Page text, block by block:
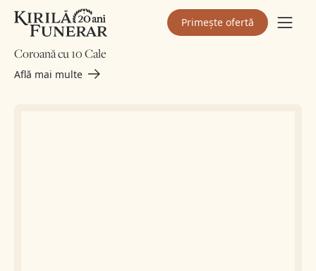
Primește ofertă
Coroane Funerare
Coroană cu 10 Cale
Află mai multe